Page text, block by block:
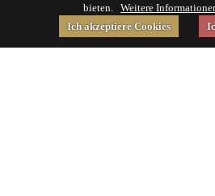
bieten. Weitere
Ich akzeptiere Cookies